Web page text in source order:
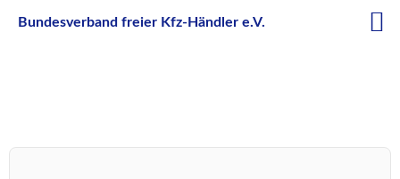
Bundesverband freier Kfz-Händler e.V.